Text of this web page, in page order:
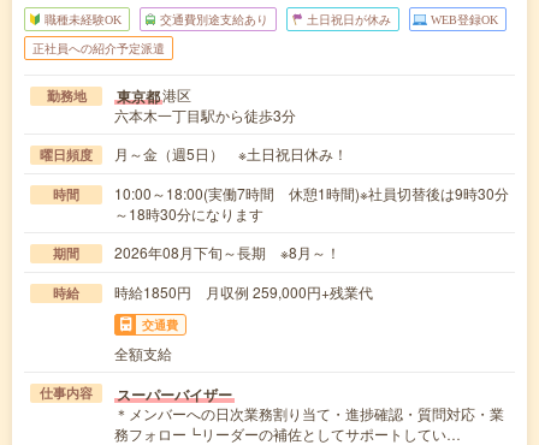
職種未経験OK 交通費別途支給あり 土日祝日が休み WEB登録OK
正社員への紹介予定派遣
勤務地 東京都港区
六本木一丁目駅から徒歩3分
曜日頻度 月～金（週5日） ※土日祝日休み！
時間
10:00～18:00(実働7時間 休憩1時間)※社員切替後は9時30分
～18時30分になります
期間 2026年08月下旬～長期 ※8月～！
時給 時給1850円 月収例 259,000円+残業代
交通費
全額支給
仕事内容 スーパーバイザー
＊メンバーへの日次業務割り当て・進捗確認・質問対応・業
務フォロー┗リーダーの補佐としてサポートしてい…